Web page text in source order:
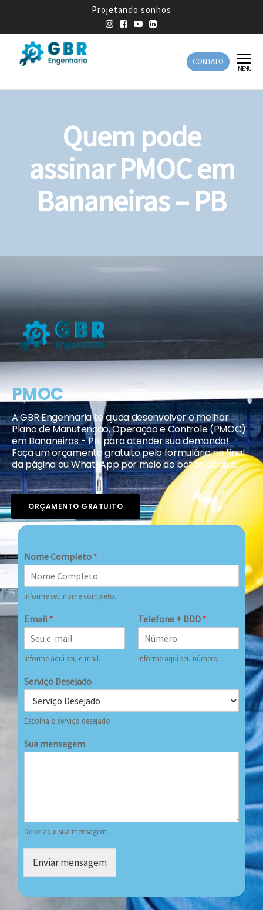
Projetando sonhos
Engenharia
Engenharia
CONTATO
MENU
Quem pode
assinar PMOC em
Bananeiras – PB
PMOC
A GBR Engenharia te ajuda desenvolver o melhor
Plano de Manutenção, Operação e Controle (PMOC)
em Bananeiras - PB, para atender sua demanda!
Faça um orçamento gratuito pelo formulário no final
da página ou WhatsApp por meio do botão abaixo.
ORÇAMENTO GRATUITO
Nome Completo *
Informe seu nome completo.
Email *
Informe aqui seu e-mail.
Telefone + DDD *
Informe aqui seu número.
Serviço Desejado
Escolha o serviço desejado
Sua mensagem
Deixe aqui sua mensagem.
Enviar mensagem